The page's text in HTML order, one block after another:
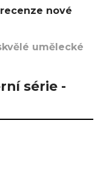
nové
umělecké
série -